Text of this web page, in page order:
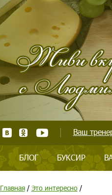
Ваш
БЛОГ БУКСИР
Главная/ Это интересно/